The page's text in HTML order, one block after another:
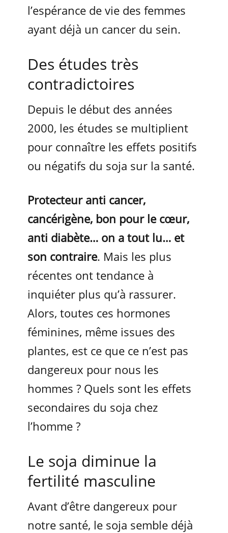
l’espérance de vie des femmes
ayant déjà un cancer du sein.
Des études très
contradictoires
Depuis le début des années
2000, les études se multiplient
pour connaître les effets positifs
ou négatifs du soja sur la santé.
Protecteur anti cancer,
cancérigène, bon pour le cœur,
anti diabète… on a tout lu… et
son contraire. Mais les plus
récentes ont tendance à
inquiéter plus qu’à rassurer.
Alors, toutes ces hormones
féminines, même issues des
plantes, est ce que ce n’est pas
dangereux pour nous les
hommes ? Quels sont les effets
secondaires du soja chez
l’homme ?
Le soja diminue la
fertilité masculine
Avant d’être dangereux pour
notre santé, le soja semble déjà